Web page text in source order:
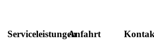
ServiceleistungenAnfahrt